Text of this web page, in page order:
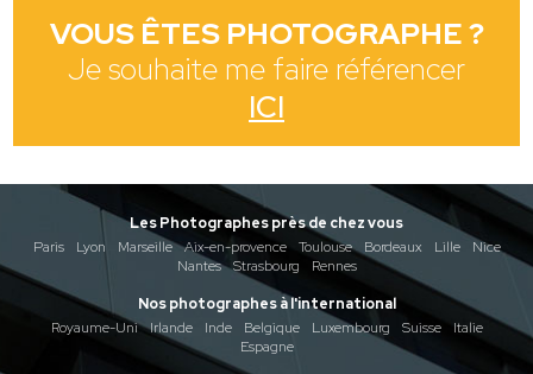
VOUS ÊTES PHOTOGRAPHE ?
Je souhaite me faire référencer
ICI
Les Photographes près de chez vous
Paris
Lyon Marseille Aix-en-provence Toulouse Bordeaux Lille
Nice
Nantes
Strasbourg
Rennes
Nos photographes à l'international
Royaume-Uni
Irlande Inde Belgique Luxembourg Suisse
Italie
Espagne